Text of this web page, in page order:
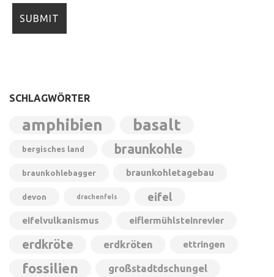
SCHLAGWÖRTER
amphibien basalt
bergisches land braunkohle
braunkohlebagger braunkohletagebau
devon drachenfels eifel
eifelvulkanismus eiflermühlsteinrevier
erdkröte erdkröten ettringen
fossilien großstadtdschungel